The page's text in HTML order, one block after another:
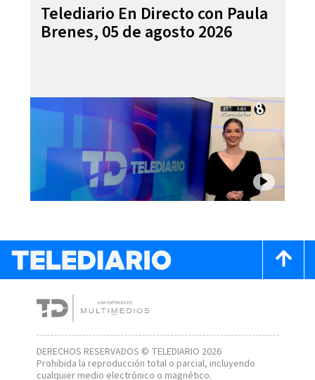
Telediario En Directo con Paula
Brenes, 05 de agosto 2026
DERECHOS RESERVADOS © TELEDIARIO 2026
Prohibida la reproducción total o parcial, incluyendo
cualquier medio electrónico o magnético.